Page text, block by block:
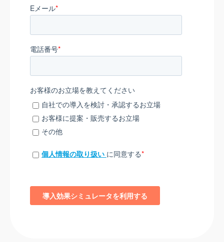
Eメール*
電話番号*
お客様のお立場を教えてください
自社での導入を検討・承認するお立場
お客様に提案・販売するお立場
その他
個人情報の取り扱い に同意する*